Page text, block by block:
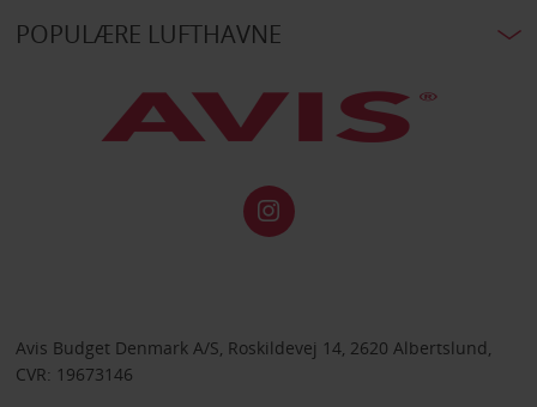
POPULÆRE LUFTHAVNE
Avis Budget Denmark A/S, Roskildevej 14, 2620 Albertslund,
CVR: 19673146